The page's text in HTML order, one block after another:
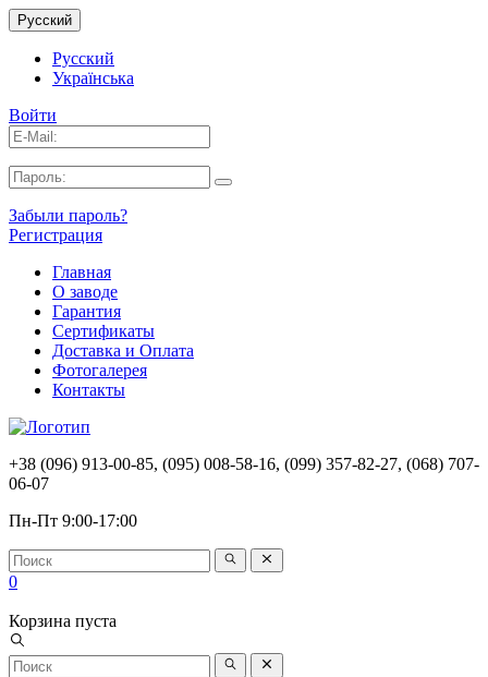
Русский
Русский
Українська
Войти
Забыли пароль?
Регистрация
Главная
О заводе
Гарантия
Сертификаты
Доставка и Оплата
Фотогалерея
Контакты
+38 (096) 913-00-85, (095) 008-58-16, (099) 357-82-27, (068) 707-
06-07
Пн-Пт 9:00-17:00
0
Корзина пуста